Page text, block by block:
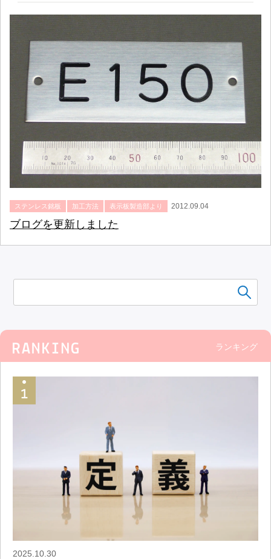
ランキング
2025.10.30
ステンレス銘板 加工方法 表示板製造部より 2012.09.04
ブログを更新しました